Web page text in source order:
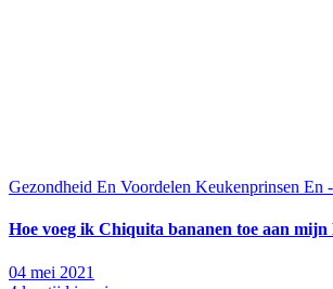
Gezondheid En Voordelen Keukenprinsen En -
Hoe voeg ik Chiquita bananen toe aan mijn
04 mei 2021